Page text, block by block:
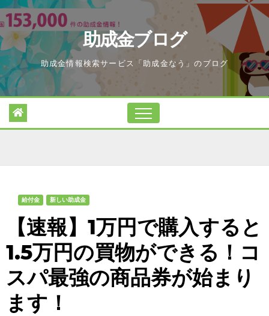
Skip
to
content
助成金ブログ
助成金情報検索サービス「助成金なう」のブログ
給付金 新しい助成金
【速報】1万円で購入すると
1.5万円の買物ができる！コ
スパ最強の商品券が始まり
ます！